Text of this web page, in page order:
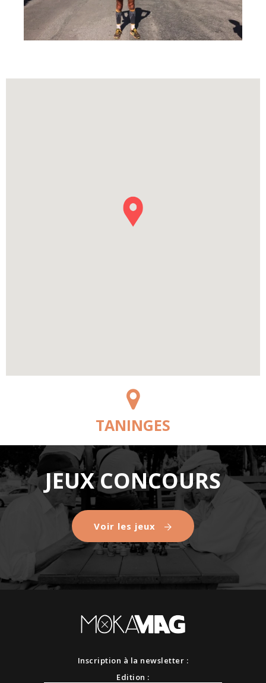
TANINGES
JEUX CONCOURS
Voir les jeux
Inscription à la newsletter :
Edition :